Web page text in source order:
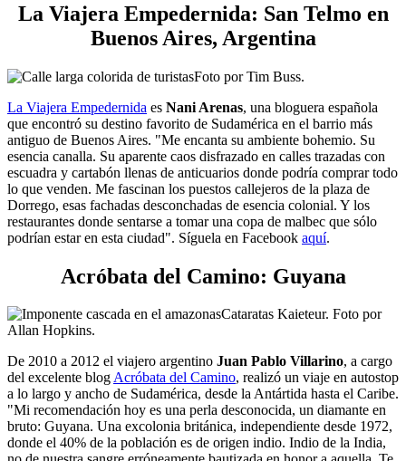
La Viajera Empedernida: San Telmo en
Buenos Aires, Argentina
Foto por Tim Buss.
La Viajera Empedernida es Nani Arenas, una bloguera española
que encontró su destino favorito de Sudamérica en el barrio más
antiguo de Buenos Aires. "Me encanta su ambiente bohemio. Su
esencia canalla. Su aparente caos disfrazado en calles trazadas con
escuadra y cartabón llenas de anticuarios donde podría comprar todo
lo que venden. Me fascinan los puestos callejeros de la plaza de
Dorrego, esas fachadas desconchadas de esencia colonial. Y los
restaurantes donde sentarse a tomar una copa de malbec que sólo
podrían estar en esta ciudad". Síguela en Facebook aquí.
Acróbata del Camino: Guyana
Cataratas Kaieteur. Foto por
Allan Hopkins.
De 2010 a 2012 el viajero argentino Juan Pablo Villarino, a cargo
del excelente blogAcróbata del Camino, realizó un viaje en autostop
a lo largo y ancho de Sudamérica, desde la Antártida hasta el Caribe.
"Mi recomendación hoy es una perla desconocida, un diamante en
bruto: Guyana. Una excolonia británica, independiente desde 1972,
donde el 40% de la población es de origen indio. Indio de la India,